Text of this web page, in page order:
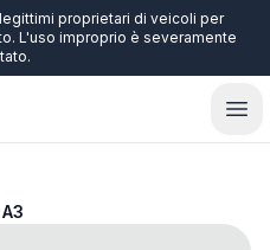
proprietari di veicoli per
L'uso improprio è severamente